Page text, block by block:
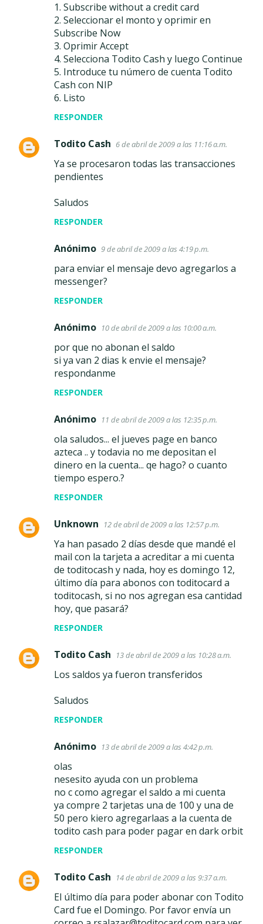
1. Subscribe without a credit card
2. Seleccionar el monto y oprimir en
Subscribe Now
3. Oprimir Accept
4. Selecciona Todito Cash y luego Continue
5. Introduce tu número de cuenta Todito
Cash con NIP
6. Listo
RESPONDER
Todito Cash 6 de abril de 2009 a las 11:16 a.m.
Ya se procesaron todas las transacciones
pendientes
Saludos
RESPONDER
Anónimo 9 de abril de 2009 a las 4:19 p.m.
para enviar el mensaje devo agregarlos a
messenger?
RESPONDER
Anónimo 10 de abril de 2009 a las 10:00 a.m.
por que no abonan el saldo
si ya van 2 dias k envie el mensaje?
respondanme
RESPONDER
Anónimo 11 de abril de 2009 a las 12:35 p.m.
ola saludos... el jueves page en banco
azteca .. y todavia no me depositan el
dinero en la cuenta... qe hago? o cuanto
tiempo espero.?
RESPONDER
Unknown 12 de abril de 2009 a las 12:57 p.m.
Ya han pasado 2 días desde que mandé el
mail con la tarjeta a acreditar a mi cuenta
de toditocash y nada, hoy es domingo 12,
último día para abonos con toditocard a
toditocash, si no nos agregan esa cantidad
hoy, que pasará?
RESPONDER
Todito Cash 13 de abril de 2009 a las 10:28 a.m.
Los saldos ya fueron transferidos
Saludos
RESPONDER
Anónimo 13 de abril de 2009 a las 4:42 p.m.
olas
nesesito ayuda con un problema
no c como agregar el saldo a mi cuenta
ya compre 2 tarjetas una de 100 y una de
50 pero kiero agregarlaas a la cuenta de
todito cash para poder pagar en dark orbit
RESPONDER
Todito Cash 14 de abril de 2009 a las 9:37 a.m.
El último día para poder abonar con Todito
Card fue el Domingo. Por favor envía un